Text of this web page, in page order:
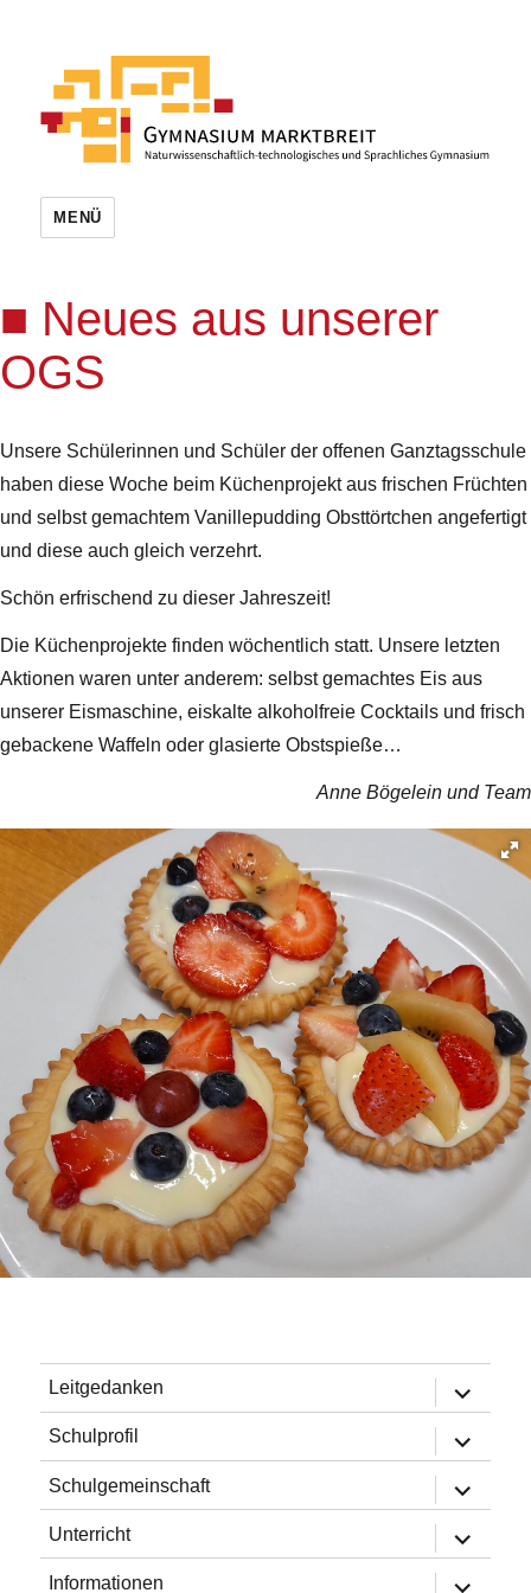
MENÜ
Neues aus unserer
OGS
Unsere Schülerinnen und Schüler der offenen Ganztagsschule
haben diese Woche beim Küchenprojekt aus frischen Früchten
und selbst gemachtem Vanillepudding Obsttörtchen angefertigt
und diese auch gleich verzehrt.
Schön erfrischend zu dieser Jahreszeit!
Die Küchenprojekte finden wöchentlich statt. Unsere letzten
Aktionen waren unter anderem: selbst gemachtes Eis aus
unserer Eismaschine, eiskalte alkoholfreie Cocktails und frisch
gebackene Waffeln oder glasierte Obstspieße…
Anne Bögelein und Team
Leitgedanken
öffnen
Schulprofil
öffnen
Schulgemeinschaft
öffnen
Unterricht
öffnen
Informationen